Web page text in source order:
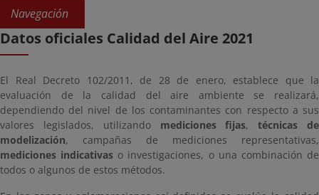
Navegación
Datos oficiales Calidad del Aire 2021
El Real Decreto 102/2011, de 28 de enero, establece que la
evaluación de la calidad del aire ambiente se realizará,
dependiendo del nivel de los contaminantes con respecto a sus
valores legislados, utilizando mediciones fijas,técnicas de
modelización, campañas de mediciones representativas,
mediciones indicativas o investigaciones, o una combinación de
todos o algunos de estos métodos.